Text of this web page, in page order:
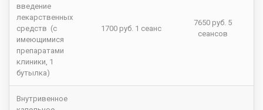
введение
лекарственных
средств (с
имеющимися
препаратами
клиники, 1
бутылка)
1700 руб. 1 сеанс
7650 руб. 5
сеансов
Внутривенное